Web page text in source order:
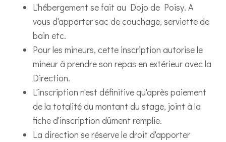
L'hébergement se fait au Dojo de Poisy. A
vous d'apporter sac de couchage, serviette de
bain etc.
Pour les mineurs, cette inscription autorise le
mineur à prendre son repas en extérieur avec la
Direction.
L'inscription n'est définitive qu'après paiement
de la totalité du montant du stage, joint à la
fiche d'inscription dûment remplie.
La direction se réserve le droit d'apporter